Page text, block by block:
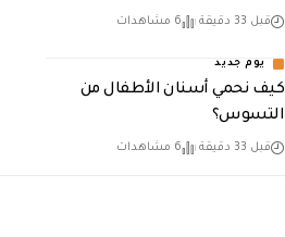
قبل 33 دقيقة 6 مشاهدات
يوم جديد
كيف نحمي أسنان الأطفال من
التسوس؟
قبل 33 دقيقة 6 مشاهدات